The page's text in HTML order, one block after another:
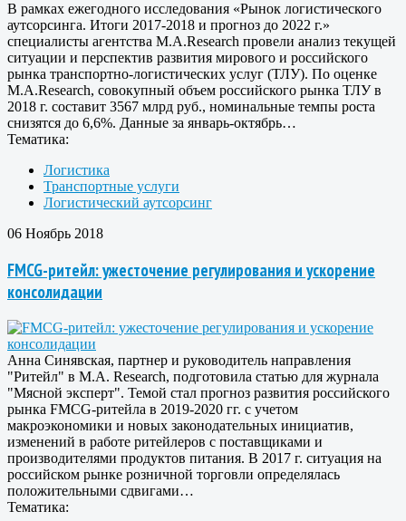
В рамках ежегодного исследования «Рынок логистического
аутсорсинга. Итоги 2017-2018 и прогноз до 2022 г.»
специалисты агентства M.A.Research провели анализ текущей
ситуации и перспектив развития мирового и российского
рынка транспортно-логистических услуг (ТЛУ). По оценке
M.A.Research, совокупный объем российского рынка ТЛУ в
2018 г. составит 3567 млрд руб., номинальные темпы роста
снизятся до 6,6%. Данные за январь-октябрь…
Тематика:
Логистика
Транспортные услуги
Логистический аутсорсинг
06 Ноябрь 2018
FMCG-ритейл: ужесточение регулирования и ускорение
консолидации
Анна Синявская, партнер и руководитель направления
"Ритейл" в M.A. Research, подготовила статью для журнала
"Мясной эксперт". Темой стал прогноз развития российского
рынка FMCG-ритейла в 2019-2020 гг. с учетом
макроэкономики и новых законодательных инициатив,
изменений в работе ритейлеров с поставщиками и
производителями продуктов питания. В 2017 г. ситуация на
российском рынке розничной торговли определялась
положительными сдвигами…
Тематика: